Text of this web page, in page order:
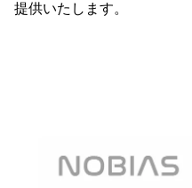
提供いたします。